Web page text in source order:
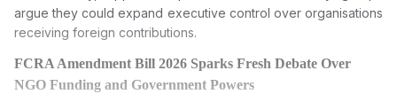
argue they could expand executive control over organisations
receiving foreign contributions.
FCRA Amendment Bill 2026 Sparks Fresh Debate Over
NGO Funding and Government Powers